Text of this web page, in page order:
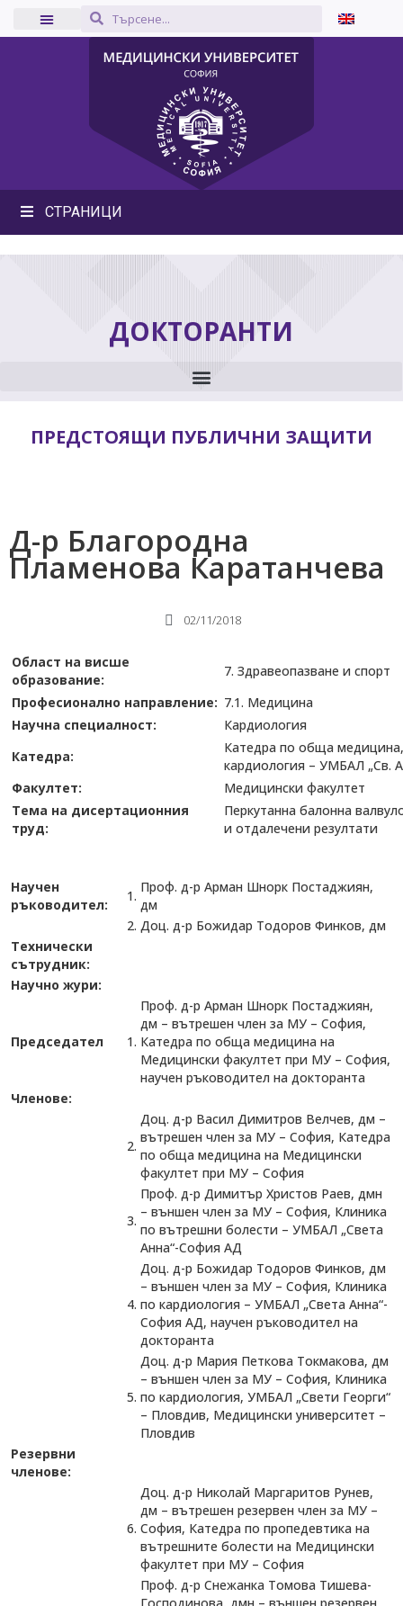
СТРАНИЦИ
ДОКТОРАНТИ
ПРЕДСТОЯЩИ ПУБЛИЧНИ ЗАЩИТИ
Д-р Благородна
Пламенова Каратанчева
02/11/2018
Област на висше
образование:
7. Здравеопазване и спорт
Професионално направление: 7.1. Медицина
Научна специалност:
Кардиология
Катедра:
Катедра по обща
кардиология – УМБАЛ „Св.
Факултет:
Медицински факултет
Тема на дисертационния
труд:
Перкутанна балонна
и отдалечени резултати
Научен
ръководител:
1.
Проф. д-р Арман Шнорк Постаджиян,
дм
2. Доц. д-р Божидар Тодоров Финков, дм
Технически
сътрудник:
Научно жури:
Председател 1.
Проф. д-р Арман Шнорк Постаджиян,
дм – вътрешен член за МУ – София,
Катедра по обща медицина на
Медицински факултет при МУ – София,
научен ръководител на докторанта
Членове:
2.
Доц. д-р Васил Димитров Велчев, дм –
вътрешен член за МУ – София, Катедра
по обща медицина на Медицински
факултет при МУ – София
3.
Проф. д-р Димитър Христов Раев, дмн
– външен член за МУ – София, Клиника
по вътрешни болести – УМБАЛ „Света
Анна“-София АД
4.
Доц. д-р Божидар Тодоров Финков, дм
– външен член за МУ – София, Клиника
по кардиология – УМБАЛ „Света Анна“-
София АД, научен ръководител на
докторанта
5.
Доц. д-р Мария Петкова Токмакова, дм
– външен член за МУ – София, Клиника
по кардиология, УМБАЛ „Свети Георги“
– Пловдив, Медицински университет –
Пловдив
Резервни
членове:
6.
Доц. д-р Николай Маргаритов Рунев,
дм – вътрешен резервен член за МУ –
София, Катедра по пропедевтика на
вътрешните болести на Медицински
факултет при МУ – София
Проф. д-р Снежанка Томова Тишева-